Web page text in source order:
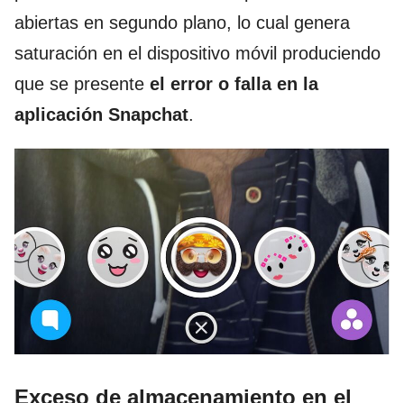
abiertas en segundo plano, lo cual genera
saturación en el dispositivo móvil produciendo
que se presente el error o falla en la
aplicación Snapchat.
Exceso de almacenamiento en el